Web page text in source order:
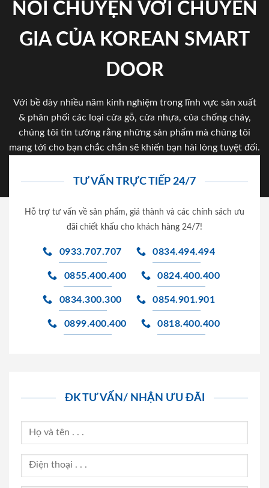
NÓI CHUYỆN VỚI CHUYÊN
GIA CỦA KOREAN SMART
DOOR
Với bề dày nhiều năm kinh nghiệm trong lĩnh vực sản xuất
& phân phối các loại cửa gỗ, cửa nhựa, của chống cháy,
chúng tôi tin tưởng rằng những sản phẩm mà chúng tôi
mang tới cho bạn chắc chắn sẽ khiến bạn hài lòng tuyệt đối.
TƯ VẤN TRỰC TIẾP 24/7
Hỗ trợ tư vấn về sản phẩm, giá thành và các chính sách ưu
đãi chiết khấu cho khách hàng 24/7!
0933.707.707 0834.494.494
0855.400.400 0824.400.400
0834.300.300 0854.901.901
0899.400.400 0818.400.400
ĐK TƯ VẤN/ NHẬN ƯU ĐÃI